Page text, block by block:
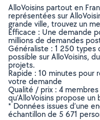
AlloVoisins partout en
représentées sur
grande ville, trouvez un
Efficace : Une demande
millions de demandes
Généraliste : 1 250
possible sur AlloVoisins,
projets.
Rapide : 10 minutes pour
votre demande
Qualité / prix : 4
qu’AlloVoisins propose
* Données issues d’une
échantillon de 5 671